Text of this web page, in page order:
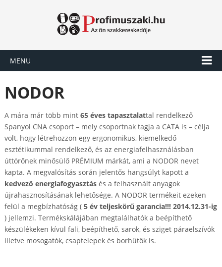
MENU
NODOR
A mára már több mint65 éves tapasztalattal rendelkező
Spanyol CNA csoport – mely csoportnak tagja a CATA is – célja
volt, hogy létrehozzon egy ergonomikus, kiemelkedő
esztétikummal rendelkező, és az energiafelhasználásban
úttörőnek minősülő PRÉMIUM márkát, ami a NODOR nevet
kapta. A megvalósítás során jelentős hangsúlyt kapott a
kedvező energiafogyasztásés a felhasznált anyagok
újrahasznosításának lehetősége. A NODOR termékeit ezeken
felül a megbízhatóság ( 5 év teljeskörű garancia!!! 2014.12.31-ig
) jellemzi. Termékskálájában megtalálhatók a beépíthető
készülékeken kívül fali, beépíthető, sarok, és sziget páraelszívók
illetve mosogatók, csaptelepek és borhűtők is.